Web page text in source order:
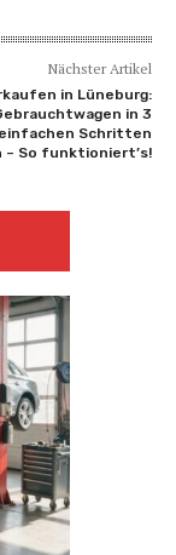
Nächster Artikel
in Lüneburg:
in 3
einfachen Schritten
– So funktioniert’s!